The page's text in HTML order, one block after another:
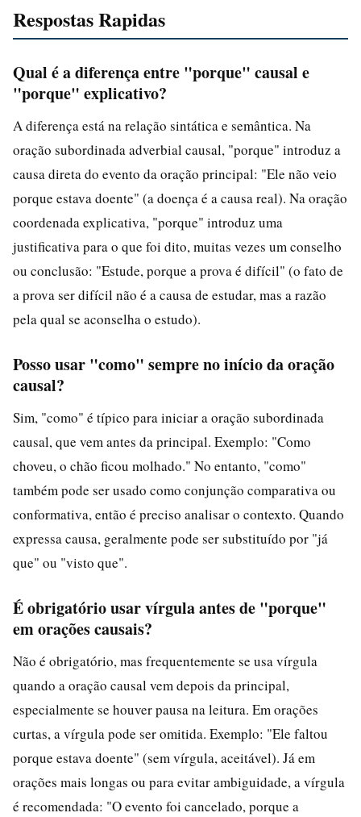
Respostas Rapidas
Qual é a diferença entre "porque" causal e
"porque" explicativo?
A diferença está na relação sintática e semântica. Na
oração subordinada adverbial causal, "porque" introduz a
causa direta do evento da oração principal: "Ele não veio
porque estava doente" (a doença é a causa real). Na oração
coordenada explicativa, "porque" introduz uma
justificativa para o que foi dito, muitas vezes um conselho
ou conclusão: "Estude, porque a prova é difícil" (o fato de
a prova ser difícil não é a causa de estudar, mas a razão
pela qual se aconselha o estudo).
Posso usar "como" sempre no início da oração
causal?
Sim, "como" é típico para iniciar a oração subordinada
causal, que vem antes da principal. Exemplo: "Como
choveu, o chão ficou molhado." No entanto, "como"
também pode ser usado como conjunção comparativa ou
conformativa, então é preciso analisar o contexto. Quando
expressa causa, geralmente pode ser substituído por "já
que" ou "visto que".
É obrigatório usar vírgula antes de "porque"
em orações causais?
Não é obrigatório, mas frequentemente se usa vírgula
quando a oração causal vem depois da principal,
especialmente se houver pausa na leitura. Em orações
curtas, a vírgula pode ser omitida. Exemplo: "Ele faltou
porque estava doente" (sem vírgula, aceitável). Já em
orações mais longas ou para evitar ambiguidade, a vírgula
é recomendada: "O evento foi cancelado, porque a